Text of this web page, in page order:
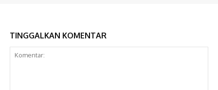
TINGGALKAN KOMENTAR